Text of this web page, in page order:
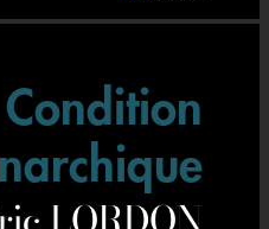
Condition
LORDON